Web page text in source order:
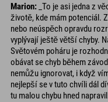
Marion: _To je asi jedna z
životě, kde mám potenciál.
nebo neúspěch opravdu
vyplývají ještě větší chyby.
Světovém poháru je
obávat se chyb během
nemůžu ignorovat, i když
nejlepší se v tuto chvíli dál
tu malou chybu hned